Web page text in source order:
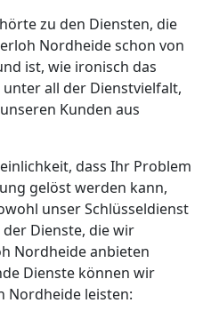
zu den Diensten, die
Nordheide schon von
ist, wie ironisch das
all der Dienstvielfalt,
Kunden aus
dass Ihr Problem
gelöst werden kann,
unser Schlüsseldienst
Dienste, die wir
Nordheide anbieten
Dienste können wir
Nordheide leisten: